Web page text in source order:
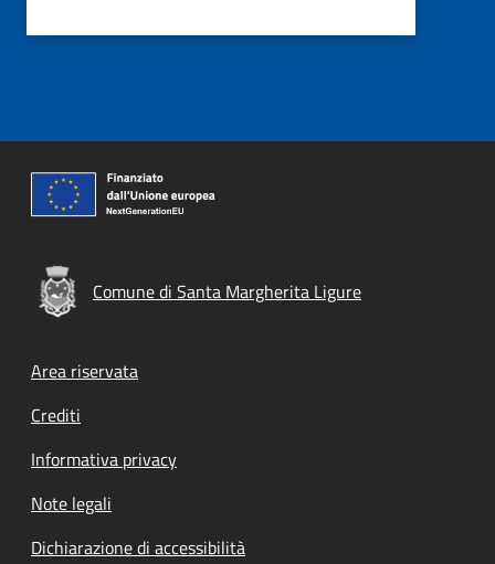
Comune di Santa Margherita Ligure
Footer menu
Area riservata
Crediti
Informativa privacy
Note legali
Dichiarazione di accessibilità